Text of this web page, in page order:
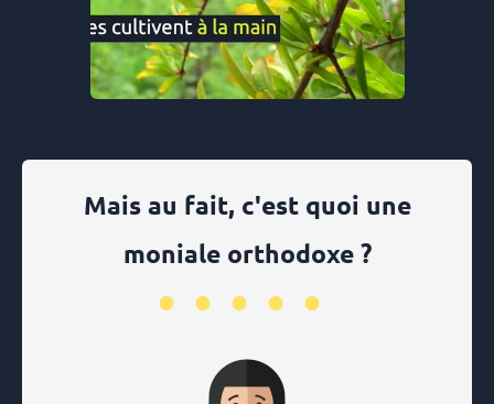
Mais au fait, c'est quoi une
moniale orthodoxe ?
•••••